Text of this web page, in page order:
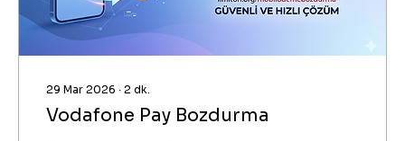
29 Mar 2026 ∙ 2 dk.
Vodafone Pay Bozdurma